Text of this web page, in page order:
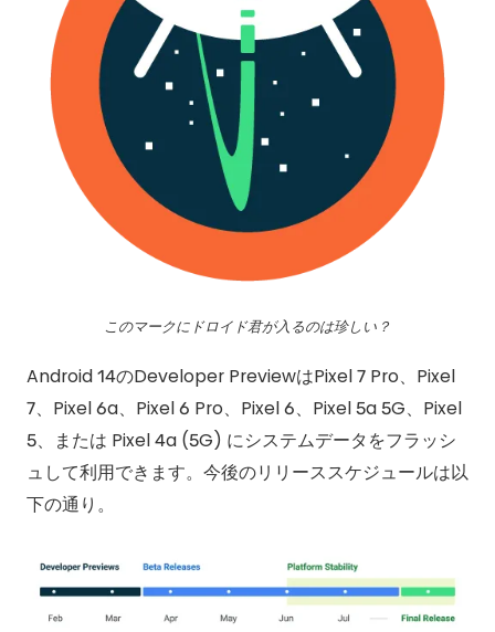
このマークにドロイド君が入るのは珍しい？
Android 14のDeveloper PreviewはPixel 7 Pro、Pixel
7、Pixel 6a、Pixel 6 Pro、Pixel 6、Pixel 5a 5G、Pixel
5、または Pixel 4a (5G) にシステムデータをフラッシ
ュして利用できます。今後のリリーススケジュールは以
下の通り。